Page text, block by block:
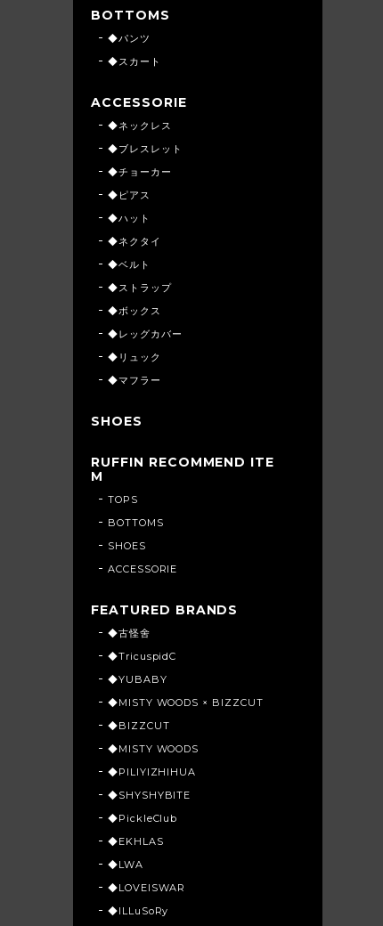
BOTTOMS
◆パンツ
◆スカート
ACCESSORIE
◆ネックレス
◆ブレスレット
◆チョーカー
◆ピアス
◆ハット
◆ネクタイ
◆ベルト
◆ストラップ
◆ボックス
◆レッグカバー
◆リュック
◆マフラー
SHOES
RUFFIN RECOMMEND ITE
M
TOPS
BOTTOMS
SHOES
ACCESSORIE
FEATURED BRANDS
◆古怪舍
◆TricuspidC
◆YUBABY
◆MISTY WOODS × BIZZCUT
◆BIZZCUT
◆MISTY WOODS
◆PILIYIZHIHUA
◆SHYSHYBITE
◆PickleClub
◆EKHLAS
◆LWA
◆LOVEISWAR
◆ILLuSoRy